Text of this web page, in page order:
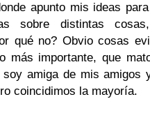
apunto mis ideas
sobre distintas
qué no? Obvio cosas
más importante, que
amiga de mis amigos
coincidimos la mayoría.